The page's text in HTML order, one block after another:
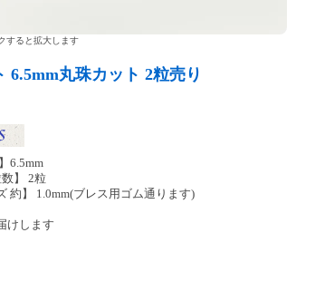
ると拡大します
6.5mm丸珠カット 2粒売り
6.5mm
数】 2粒
約】 1.0mm(ブレス用ゴム通ります)
けします